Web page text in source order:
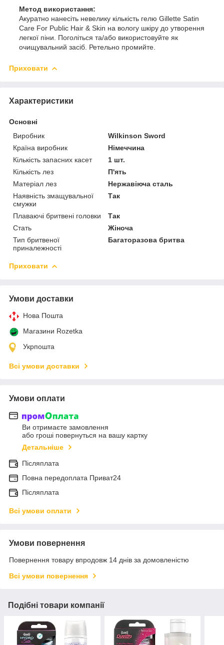
Метод використання:
Акуратно нанесіть невелику кількість гелю Gillette Satin
Care For Public Hair & Skin на вологу шкіру до утворення
легкої піни. Поголіться та/або використовуйте як
очищувальний засіб. Ретельно промийте.
Приховати
Характеристики
Основні
Виробник
Wilkinson Sword
Країна виробник
Німеччина
Кількість запасних касет
1 шт.
Кількість лез
П'ять
Матеріал лез
Нержавіюча сталь
Наявність змащувальної
смужки
Так
Плаваючі бритвені головки
Так
Стать
Жіноча
Тип бритвеної
приналежності
Багаторазова бритва
Приховати
Умови доставки
Нова Пошта
Магазини Rozetka
Укрпошта
Всі умови доставки
Умови оплати
Ви отримаєте замовлення
або гроші повернуться на вашу картку
Детальніше
Післяплата
Повна передоплата Приват24
Післяплата
Всі умови оплати
Умови повернення
Повернення товару впродовж 14 днів за домовленістю
Всі умови повернення
Подібні товари компанії